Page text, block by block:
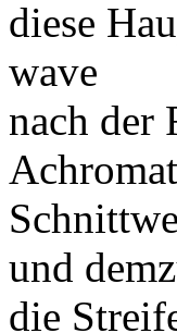
diese
wave
nach der
und
die